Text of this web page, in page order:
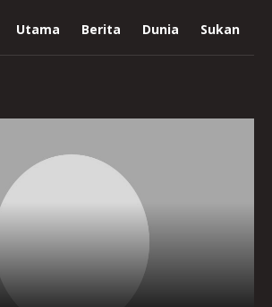
Utama Berita Dunia Sukan